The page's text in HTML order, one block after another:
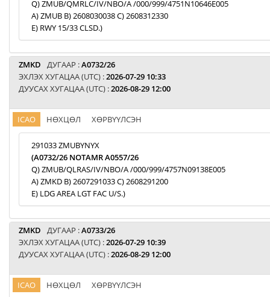
Q) ZMUB/QMRLC/IV/NBO/A /000/999/4751N10646E005
A) ZMUB B) 2608030038 C) 2608312330
E) RWY 15/33 CLSD.)
ZMKD ДУГААР :A0732/26
ЭХЛЭХ ХУГАЦАА (UTC) :2026-07-29 10:33
ДУУСАХ ХУГАЦАА (UTC) :2026-08-29 12:00
ICAO НӨХЦӨЛ ХӨРВҮҮЛСЭН
291033 ZMUBYNYX
(A0732/26 NOTAMR A0557/26
Q) ZMUB/QLRAS/IV/NBO/A /000/999/4757N09138E005
A) ZMKD B) 2607291033 C) 2608291200
E) LDG AREA LGT FAC U/S.)
ZMKD ДУГААР :A0733/26
ЭХЛЭХ ХУГАЦАА (UTC) :2026-07-29 10:39
ДУУСАХ ХУГАЦАА (UTC) :2026-08-29 12:00
ICAO НӨХЦӨЛ ХӨРВҮҮЛСЭН